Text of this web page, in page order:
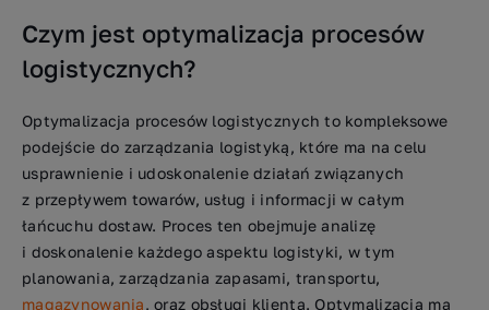
Czym jest optymalizacja procesów
logistycznych?
Optymalizacja procesów logistycznych to kompleksowe
podejście do zarządzania logistyką, które ma na celu
usprawnienie i udoskonalenie działań związanych
z przepływem towarów, usług i informacji w całym
łańcuchu dostaw. Proces ten obejmuje analizę
i doskonalenie każdego aspektu logistyki, w tym
planowania, zarządzania zapasami, transportu,
magazynowania, oraz obsługi klienta. Optymalizacja ma